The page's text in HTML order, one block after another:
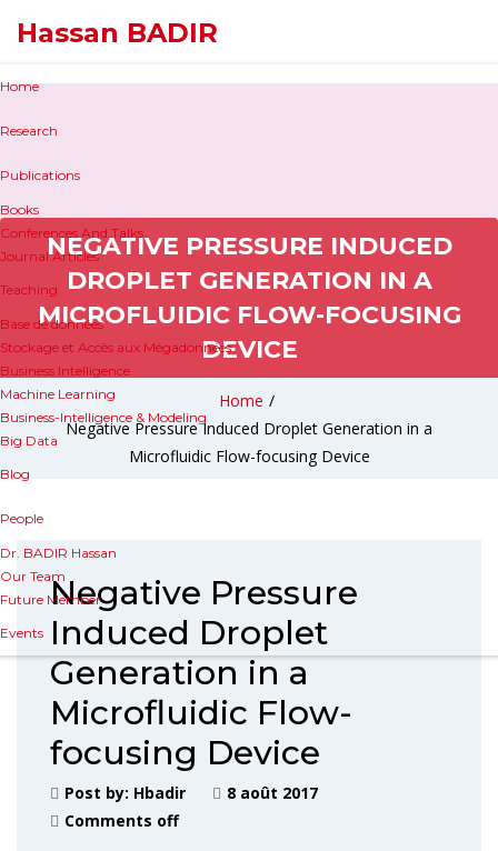
Hassan BADIR
Home
Research
Publications
Books
Conferences And Talks
Journal Articles
Teaching
Base de données
Stockage et Accès aux Mégadonnées
Business Intelligence
Machine Learning
Business-Intelligence & Modeling
Big Data
Blog
People
Dr. BADIR Hassan
Our Team
Future Member
Events
NEGATIVE PRESSURE INDUCED
DROPLET GENERATION IN A
MICROFLUIDIC FLOW-FOCUSING
DEVICE
Home /
Negative Pressure Induced Droplet Generation in a
Microfluidic Flow-focusing Device
Negative Pressure
Induced Droplet
Generation in a
Microfluidic Flow-
focusing Device
Post by: Hbadir
8 août 2017
Comments off